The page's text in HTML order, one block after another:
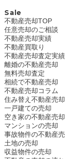
Sale
不動産売却TOP
任意売却のご相談
不動産売却実績
不動産買取り
不動産売却査定実績
離婚の不動産売却
無料売却査定
相続で不動産売却
不動産売却コラム
住み替え不動産売却
一戸建ての売却
空き家の不動産売却
マンションの売却
事故物件の不動産
土地の売却
収益物件の売却